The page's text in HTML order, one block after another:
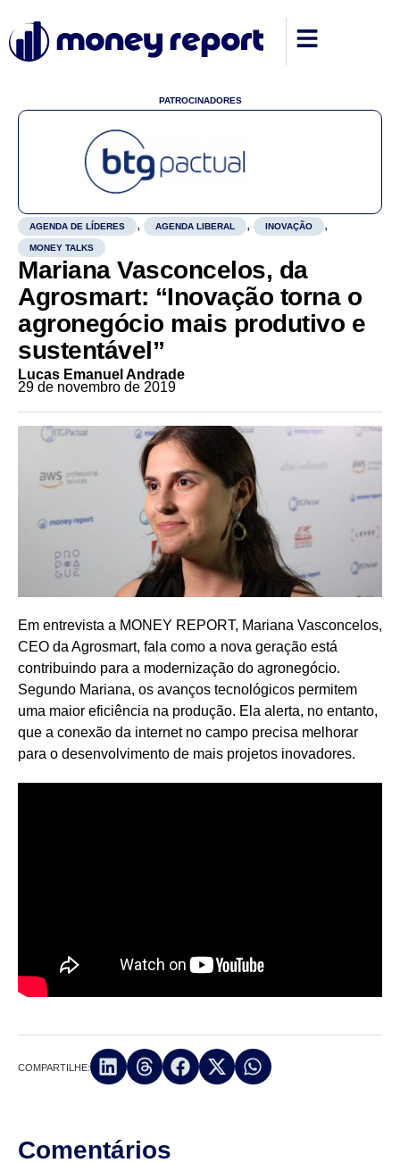
PATROCINADORES
AGENDA DE LÍDERES , AGENDA LIBERAL , INOVAÇÃO ,
MONEY TALKS
Mariana Vasconcelos, da
Agrosmart: “Inovação torna o
agronegócio mais produtivo e
sustentável”
Lucas Emanuel Andrade
29 de novembro de 2019
Em entrevista a MONEY REPORT, Mariana Vasconcelos,
CEO da Agrosmart, fala como a nova geração está
contribuindo para a modernização do agronegócio.
Segundo Mariana, os avanços tecnológicos permitem
uma maior eficiência na produção. Ela alerta, no entanto,
que a conexão da internet no campo precisa melhorar
para o desenvolvimento de mais projetos inovadores.
COMPARTILHE:
Comentários